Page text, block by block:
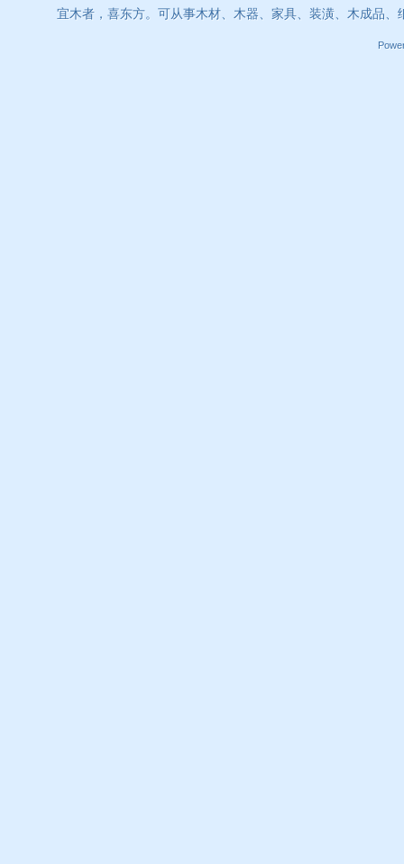
宜木者，喜东方。可从事木材、木器、家具、装潢、木成品